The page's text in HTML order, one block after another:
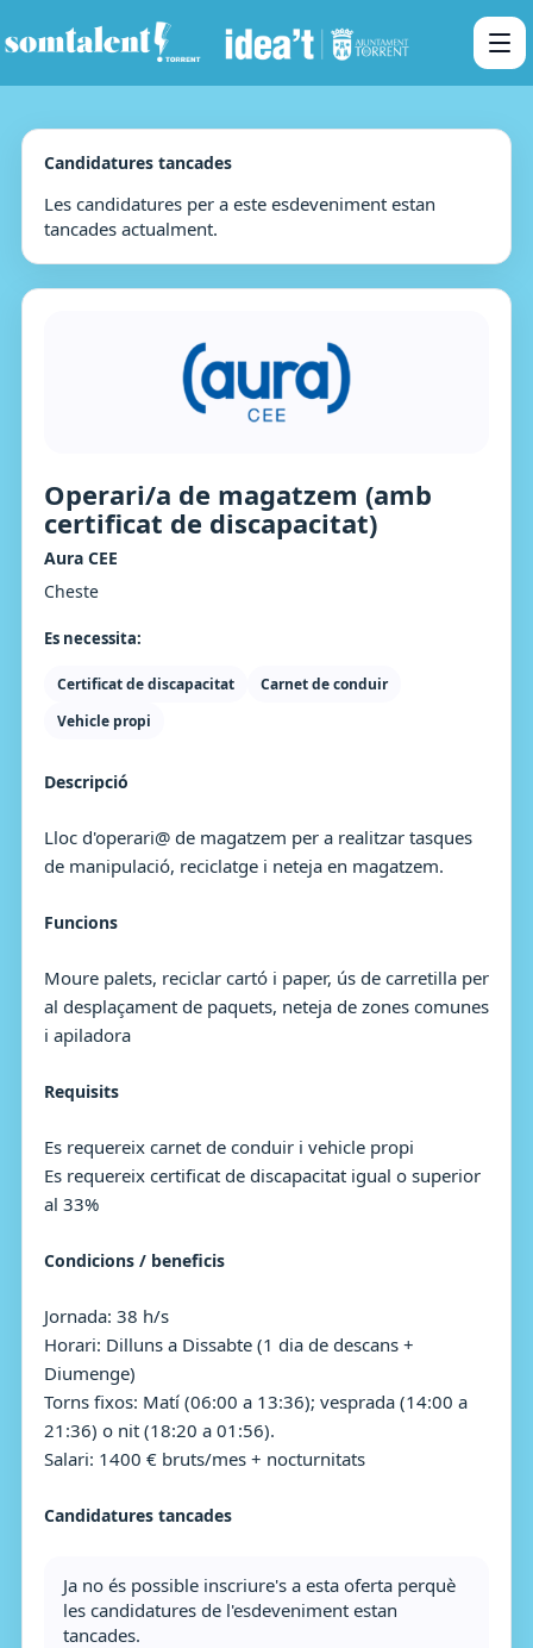
Candidatures tancades
Les candidatures per a este esdeveniment estan
tancades actualment.
Operari/a de magatzem (amb
certificat de discapacitat)
Aura CEE
Cheste
Es necessita:
Certificat de discapacitat
Carnet de conduir
Vehicle propi
Descripció
Lloc d'operari@ de magatzem per a realitzar tasques
de manipulació, reciclatge i neteja en magatzem.
Funcions
Moure palets, reciclar cartó i paper, ús de carretilla per
al desplaçament de paquets, neteja de zones comunes
i apiladora
Requisits
Es requereix carnet de conduir i vehicle propi
Es requereix certificat de discapacitat igual o superior
al 33%
Condicions / beneficis
Jornada: 38 h/s
Horari: Dilluns a Dissabte (1 dia de descans +
Diumenge)
Torns fixos: Matí (06:00 a 13:36); vesprada (14:00 a
21:36) o nit (18:20 a 01:56).
Salari: 1400 € bruts/mes + nocturnitats
Candidatures tancades
Ja no és possible inscriure's a esta oferta perquè
les candidatures de l'esdeveniment estan
tancades.